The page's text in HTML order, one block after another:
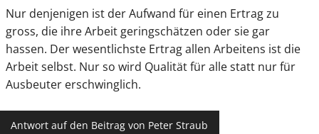
Nur denjenigen ist der Aufwand für einen Ertrag zu
gross, die ihre Arbeit geringschätzen oder sie gar
hassen. Der wesentlichste Ertrag allen Arbeitens ist die
Arbeit selbst. Nur so wird Qualität für alle statt nur für
Ausbeuter erschwinglich.
Antwort auf den Beitrag von Peter Straub